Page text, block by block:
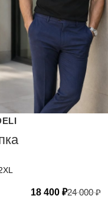
18 400 ₽24 000₽